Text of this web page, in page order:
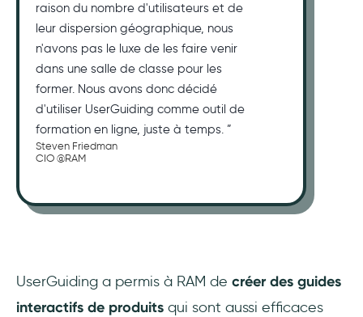
raison du nombre d'utilisateurs et de
leur dispersion géographique, nous
n'avons pas le luxe de les faire venir
dans une salle de classe pour les
former. Nous avons donc décidé
d'utiliser UserGuiding comme outil de
formation en ligne, juste à temps. ”
Steven Friedman
CIO @RAM
UserGuiding a permis à RAM de créer des guides
interactifs de produits qui sont aussi efficaces